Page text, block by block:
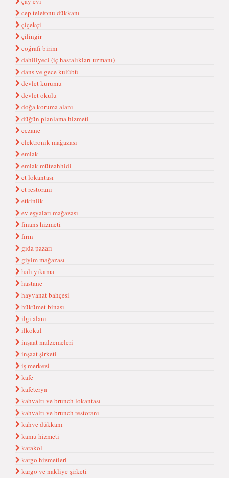
cep telefonu dükkanı
çiçekçi
çilingir
coğrafi birim
dahiliyeci (iç hastalıkları uzmanı)
dans ve gece kulübü
devlet kurumu
devlet okulu
doğa koruma alanı
düğün planlama hizmeti
eczane
elektronik mağazası
emlak
emlak müteahhidi
et lokantası
et restoranı
etkinlik
ev eşyaları mağazası
finans hizmeti
fırın
gıda pazarı
giyim mağazası
halı yıkama
hastane
hayvanat bahçesi
hükümet binası
ilgi alanı
ilkokul
inşaat malzemeleri
inşaat şirketi
iş merkezi
kafe
kafeterya
kahvaltı ve brunch lokantası
kahvaltı ve brunch restoranı
kahve dükkanı
kamu hizmeti
karakol
kargo hizmetleri
kargo ve nakliye şirketi